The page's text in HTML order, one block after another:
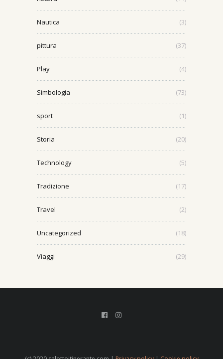
Nautica (3)
pittura (37)
Play (4)
Simbologia (73)
sport (1)
Storia (20)
Technology (5)
Tradizione (17)
Travel (2)
Uncategorized (18)
Viaggi (29)